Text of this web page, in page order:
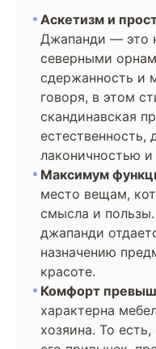
Аскетизм и
Джапанди — это
северными
сдержанность и
говоря, в этом
скандинавская
естественность,
лаконичностью
Максимум
место вещам,
смысла и
джапанди
назначению
красоте.
Комфорт
характерна
хозяина. То